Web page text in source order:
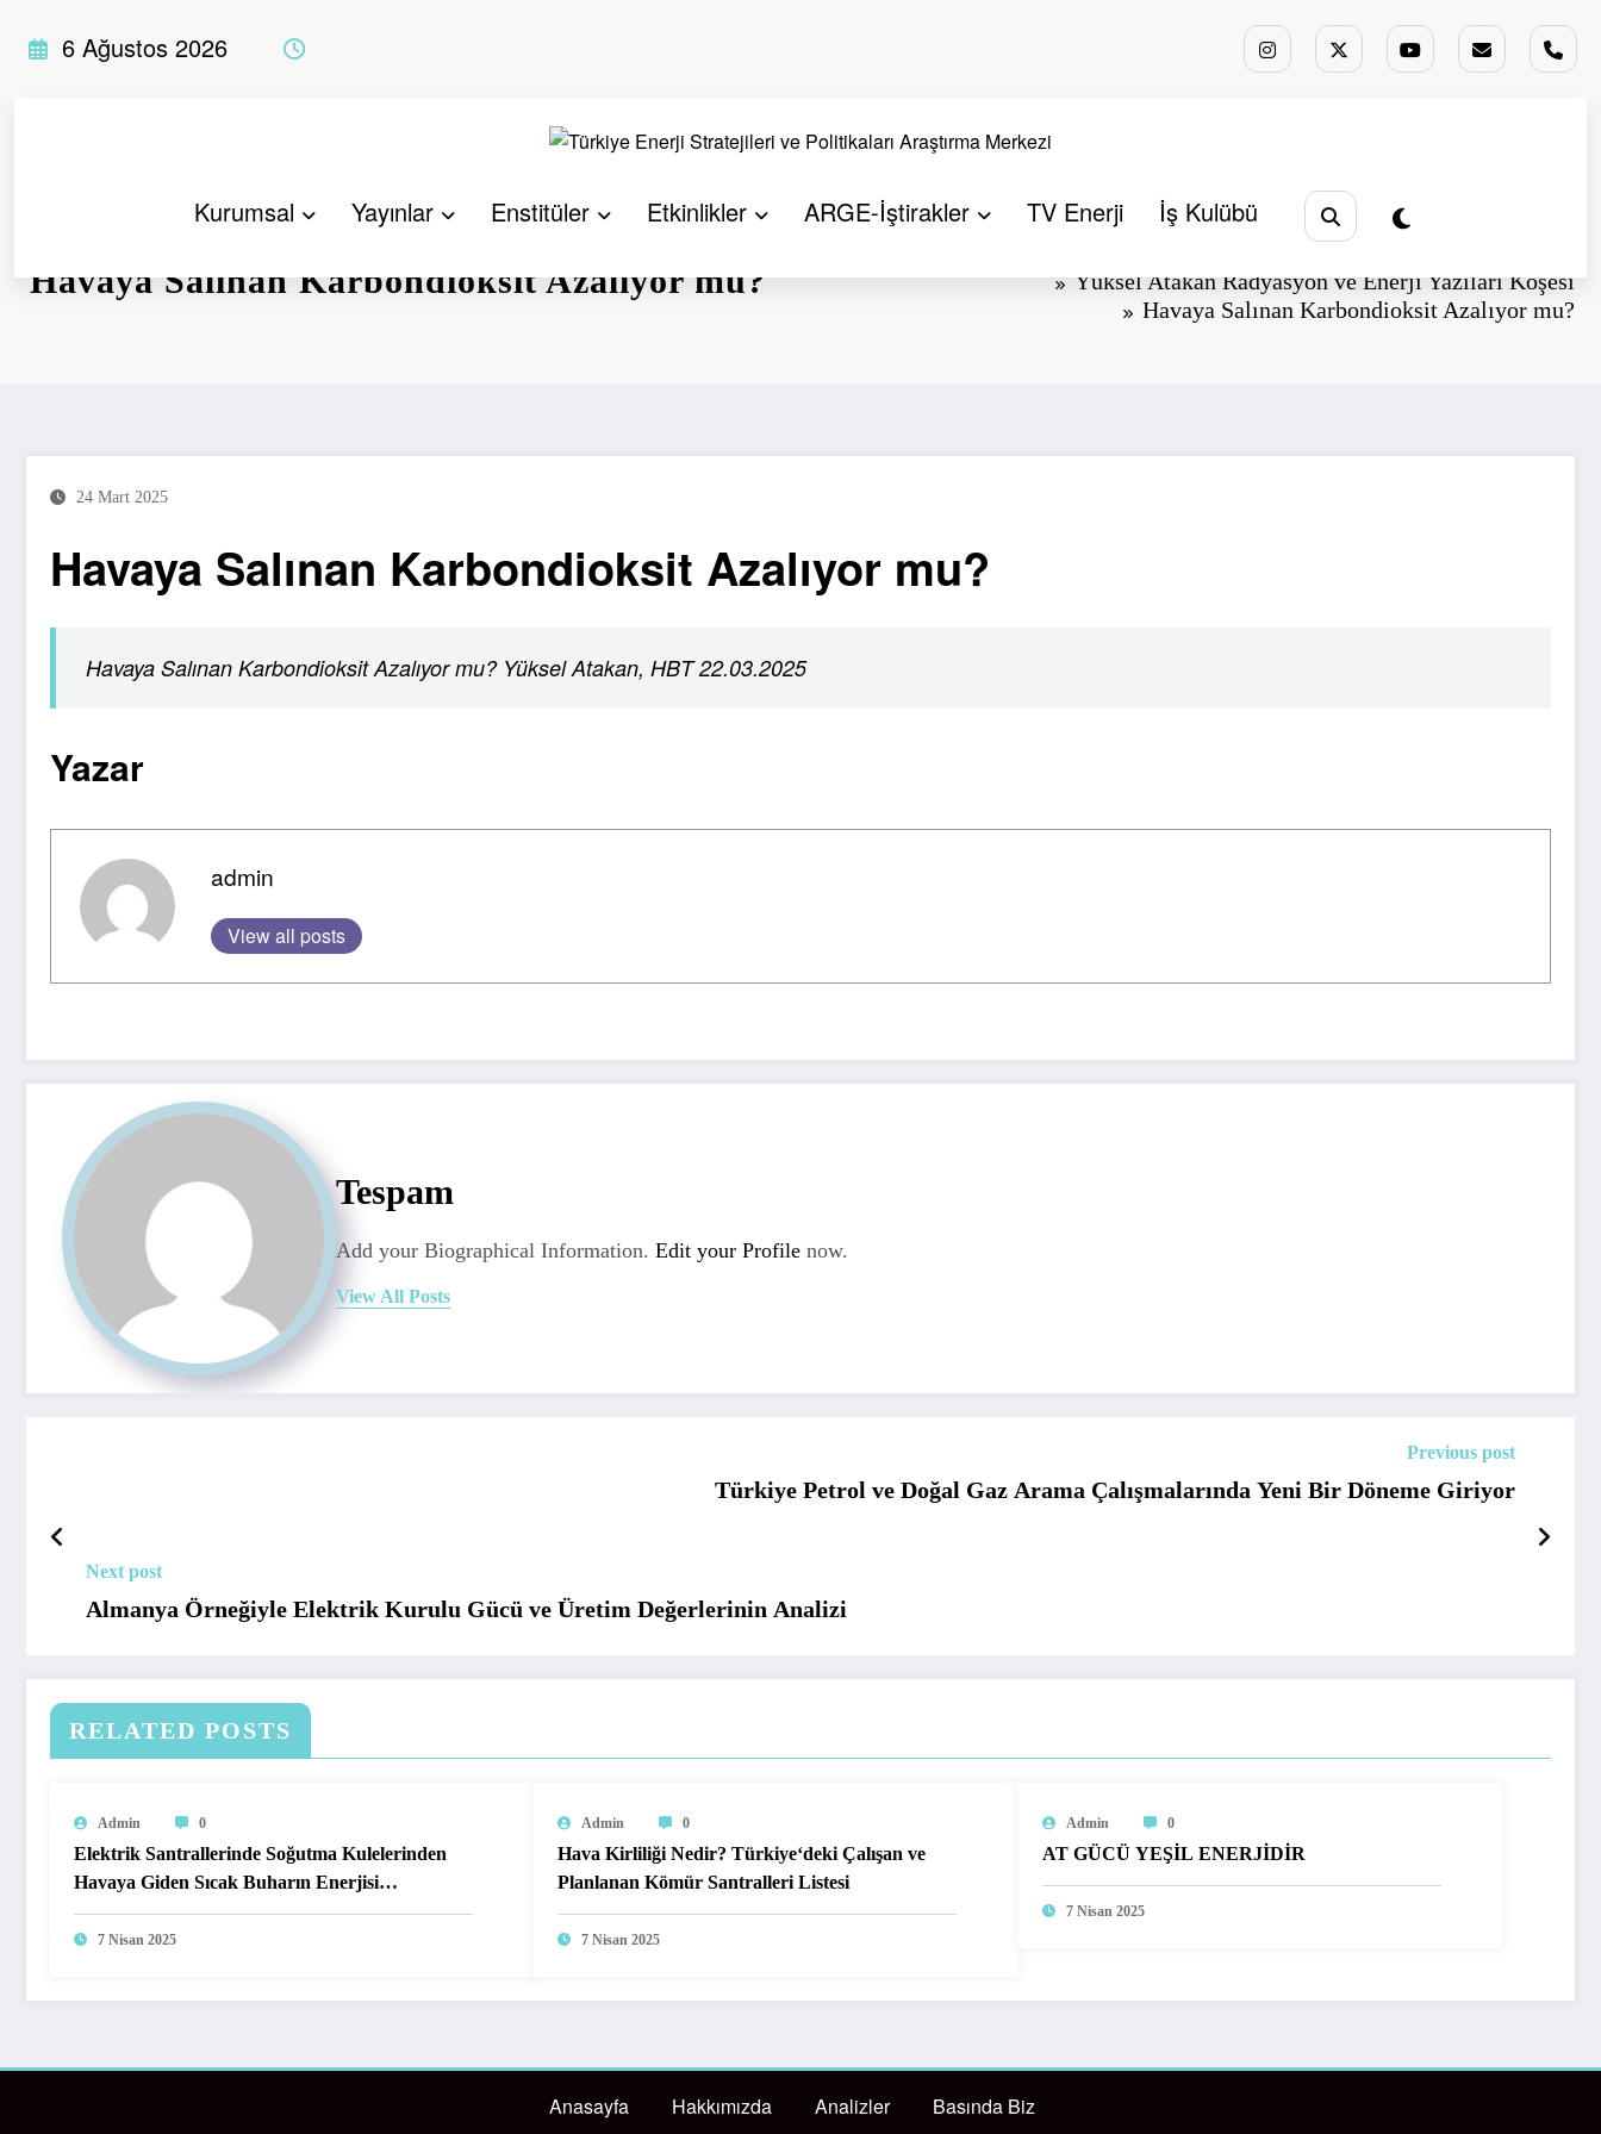
atla
6 Ağustos 2026
Kurumsal Yayınlar Enstitüler Etkinlikler ARGE-İştirakler TV Enerji İş Kulübü
Havaya Salınan Karbondioksit Azalıyor mu?
Yüksel Atakan Radyasyon ve Enerji Yazıları Köşesi
Havaya Salınan Karbondioksit Azalıyor mu?
24 Mart 2025
Havaya Salınan Karbondioksit Azalıyor mu?
Havaya Salınan Karbondioksit Azalıyor mu? Yüksel Atakan, HBT 22.03.2025
Yazar
admin
View all posts
Tespam
Add your Biographical Information. Edit your Profile now.
View All Posts
Previous post
Türkiye Petrol ve Doğal Gaz Arama Çalışmalarında Yeni Bir Döneme Giriyor
Next post
Almanya Örneğiyle Elektrik Kurulu Gücü ve Üretim Değerlerinin Analizi
RELATED POSTS
Admin 0
Elektrik Santrallerinde Soğutma Kulelerinden
Havaya Giden Sıcak Buharın Enerjisi
Kullanılamaz mı?
7 Nisan 2025
Admin 0
Hava Kirliliği Nedir? Türkiye‘deki Çalışan ve
Planlanan Kömür Santralleri Listesi
7 Nisan 2025
Admin 0
AT GÜCÜ YEŞİL ENERJİDİR
7 Nisan 2025
Anasayfa Hakkımızda Analizler Basında Biz